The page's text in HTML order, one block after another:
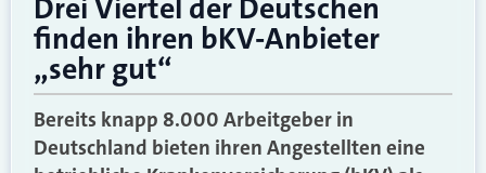
Drei Viertel der Deutschen
finden ihren bKV-Anbieter
„sehr gut“
Bereits knapp 8.000 Arbeitgeber in
Deutschland bieten ihren Angestellten eine